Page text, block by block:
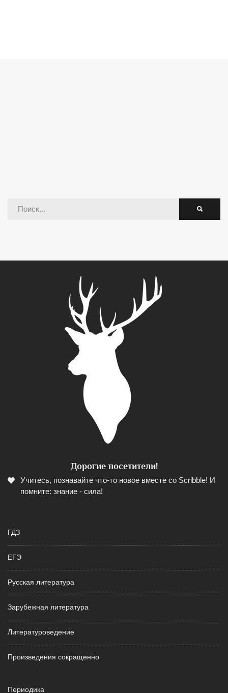
Дорогие посетители!
Учитесь, познавайте что-то новое вместе со Scribble! И
помните: знание - сила!
ГДЗ
ЕГЭ
Русская литература
Зарубежная литература
Литературоведение
Произведения сокращенно
Периодика